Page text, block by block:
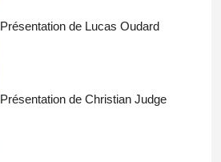
Présentation de Lucas Oudard
Présentation de Christian Judge